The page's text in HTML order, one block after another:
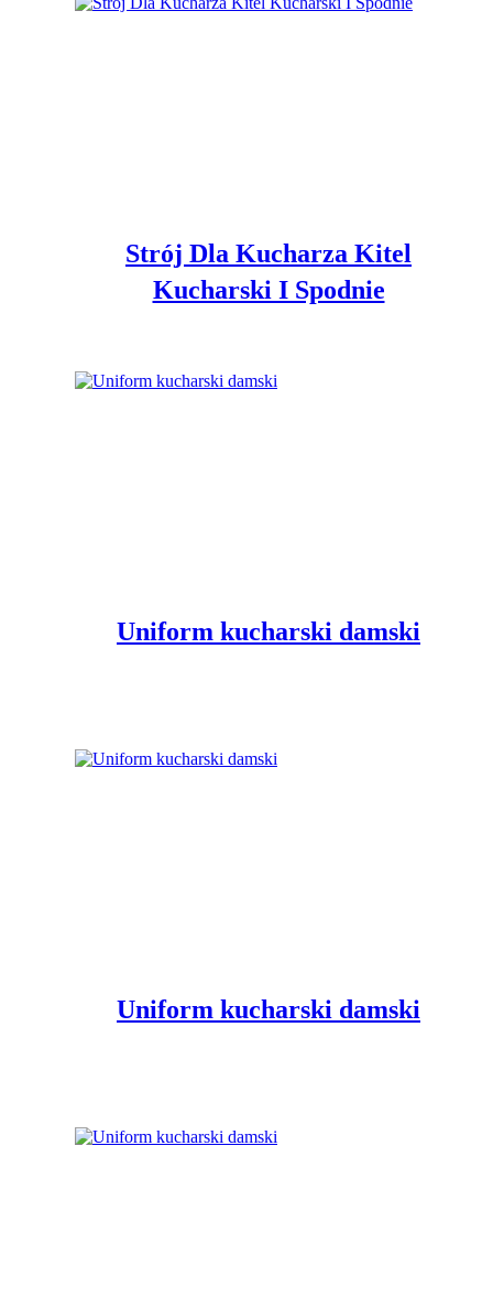
Strój Dla Kucharza Kitel
Kucharski I Spodnie
Uniform kucharski damski
Uniform kucharski damski